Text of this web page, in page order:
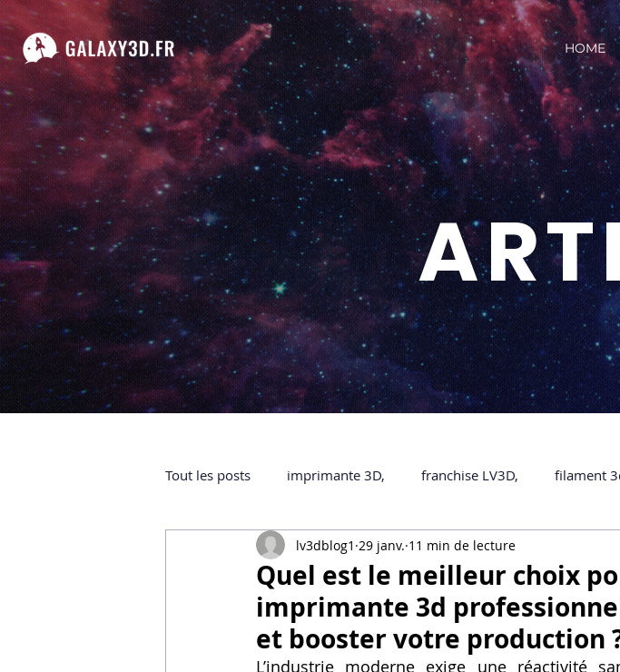
HOME
Tout les posts imprimante 3D, franchise LV3D, filament
impression 3D à la demande Accessoires
ARTILLERY 3D Formation impression 3D
Quel est le meilleur choix
imprimante 3d
et booster votre production
lv3dblog1 29 janv. 11 min de lecture
L’industrie moderne exige une réactivité